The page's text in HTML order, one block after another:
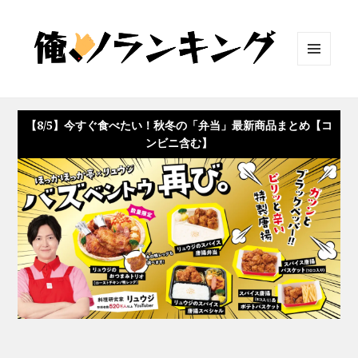
ット
【8/5】今すぐ食べたい！秋冬の「弁当」最新商品まとめ【コ
ンビニ含む】